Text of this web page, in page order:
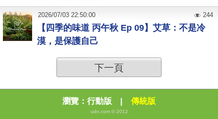
【四季的味道 丙午秋 Ep 09】艾草：不是冷
漠，是保護自己
2026/07/03 22:50:00 244
下一頁
瀏覽： 行動版 | 傳統版
udn.com © 2012